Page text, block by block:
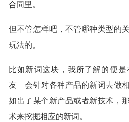
合同里。
但不管怎样吧，不管哪种类型的
玩法的。
比如新词这块，我所了解的便
友，会针对各种产品的新词去做
如出了某个新产品或者新技术，
术来挖掘相应的新词。